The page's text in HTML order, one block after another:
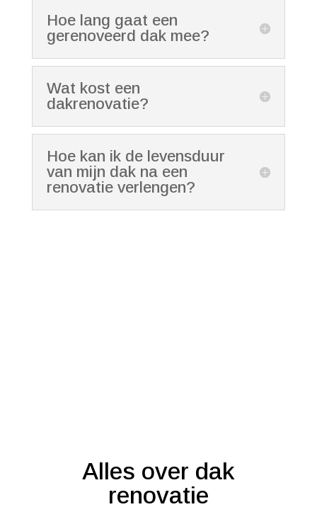
Hoe lang gaat een
gerenoveerd dak mee?
Wat kost een
dakrenovatie?
Hoe kan ik de levensduur
van mijn dak na een
renovatie verlengen?
Alles over dak
renovatie